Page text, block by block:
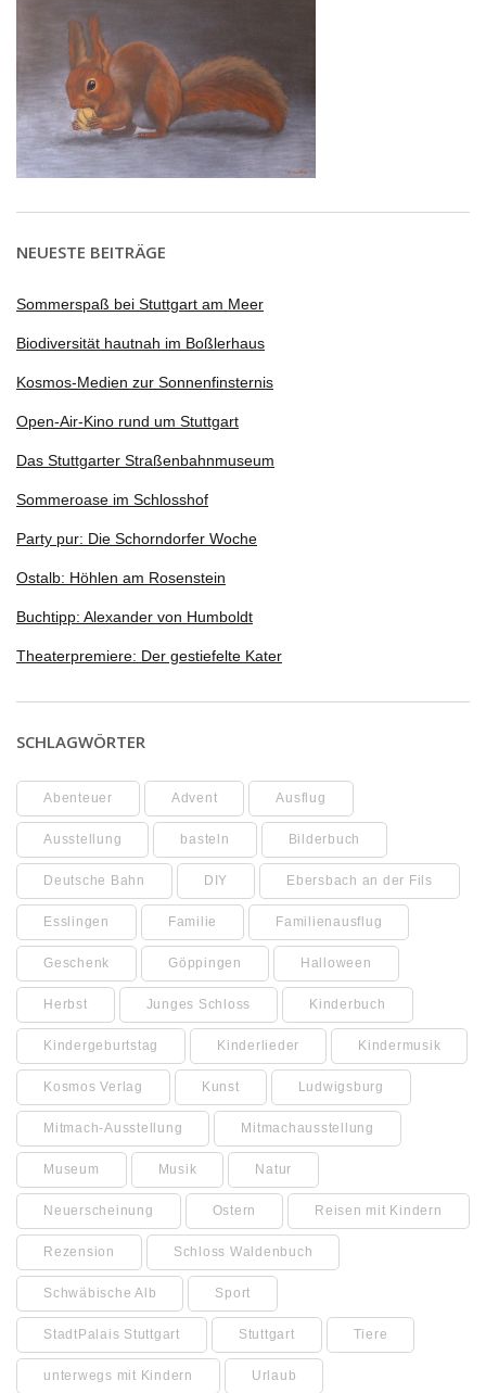
NEUESTE BEITRÄGE
Sommerspaß bei Stuttgart am Meer
Biodiversität hautnah im Boßlerhaus
Kosmos-Medien zur Sonnenfinsternis
Open-Air-Kino rund um Stuttgart
Das Stuttgarter Straßenbahnmuseum
Sommeroase im Schlosshof
Party pur: Die Schorndorfer Woche
Ostalb: Höhlen am Rosenstein
Buchtipp: Alexander von Humboldt
Theaterpremiere: Der gestiefelte Kater
SCHLAGWÖRTER
Abenteuer Advent Ausflug
Ausstellung basteln Bilderbuch
Deutsche Bahn DIY Ebersbach an der Fils
Esslingen Familie Familienausflug
Geschenk Göppingen Halloween
Herbst Junges Schloss Kinderbuch
Kindergeburtstag Kinderlieder Kindermusik
Kosmos Verlag Kunst Ludwigsburg
Mitmach-Ausstellung Mitmachausstellung
Museum Musik Natur
Neuerscheinung Ostern Reisen mit Kindern
Rezension Schloss Waldenbuch
Schwäbische Alb Sport
StadtPalais Stuttgart Stuttgart Tiere
unterwegs mit Kindern Urlaub